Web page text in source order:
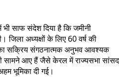
साफ संदेश दिया है कि जमीनी
जिला अध्यक्षों के लिए 60 वर्ष की
सक्रिय संगठनात्मक अनुभव आवश्यक
सामने आए हैं जैसे केरल में राज्यसभा सांसद
भूमिका दी गई।